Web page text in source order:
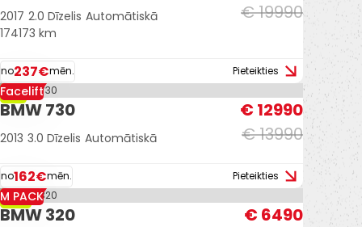
€ 19990
2017 2.0 Dīzelis Automātiskā
174173 km
no237€mēn. Pieteikties
-7%
Facelift
BMW 730
€ 13990
€ 12990
2013 3.0 Dīzelis Automātiskā
no162€mēn. Pieteikties
-13%
M PACK
BMW 320
€ 6490